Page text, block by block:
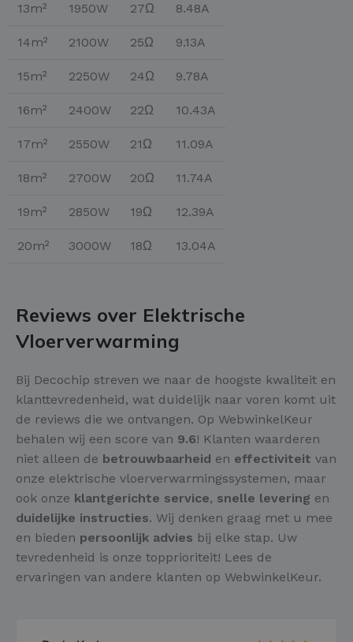
13m² 1950W 27Ω 8.48A
14m² 2100W 25Ω 9.13A
15m² 2250W 24Ω 9.78A
16m² 2400W 22Ω 10.43A
17m² 2550W 21Ω 11.09A
18m² 2700W 20Ω 11.74A
19m² 2850W 19Ω 12.39A
20m² 3000W 18Ω 13.04A
Reviews over Elektrische
Vloerverwarming
Bij Decochip streven we naar de hoogste kwaliteit en
klanttevredenheid, wat duidelijk naar voren komt uit
de reviews die we ontvangen. Op WebwinkelKeur
behalen wij een score van 9.6! Klanten waarderen
niet alleen de betrouwbaarheid en effectiviteit van
onze elektrische vloerverwarmingssystemen, maar
ook onze klantgerichte service, snelle levering en
duidelijke instructies. Wij denken graag met u mee
en bieden persoonlijk advies bij elke stap. Uw
tevredenheid is onze topprioriteit! Lees de
ervaringen van andere klanten op WebwinkelKeur.